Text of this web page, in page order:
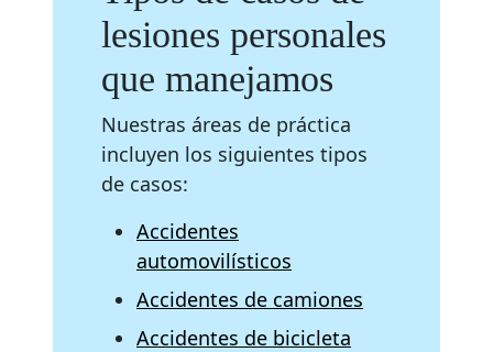
lesiones personales
que manejamos
Nuestras áreas de práctica
incluyen los siguientes tipos
de casos:
Accidentes
automovilísticos
Accidentes de camiones
Accidentes de bicicleta